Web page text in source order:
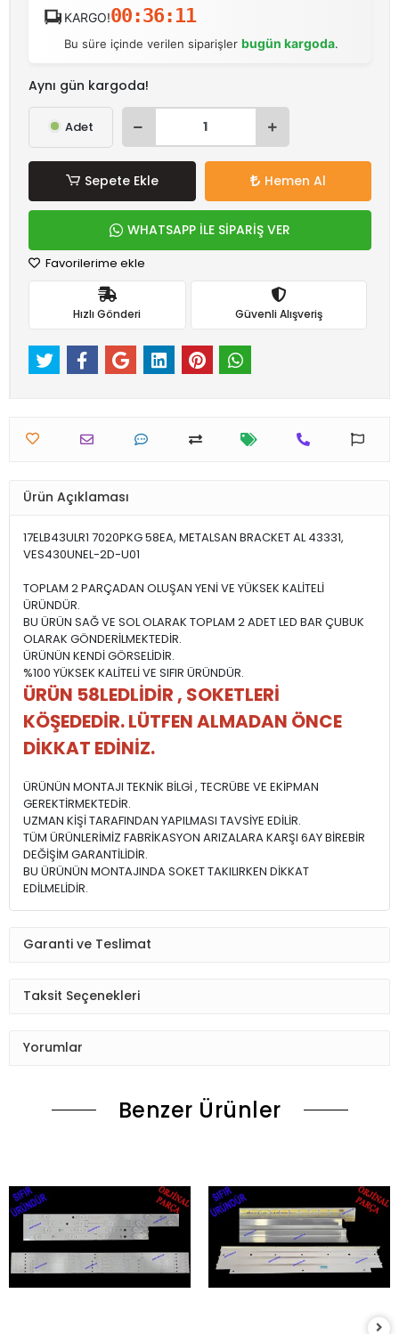
KARGO!00:36:11
Bu süre içinde verilen siparişlerbugün kargoda.
Aynı gün kargoda!
Adet
Sepete Ekle Hemen Al
WHATSAPP İLE SİPARİŞ VER
Favorilerime ekle
Hızlı Gönderi Güvenli Alışveriş
Ürün Açıklaması
17ELB43ULR1 7020PKG 58EA, METALSAN BRACKET AL 43331,
VES430UNEL-2D-U01
TOPLAM 2 PARÇADAN OLUŞAN YENİ VE YÜKSEK KALİTELİ
ÜRÜNDÜR.
BU ÜRÜN SAĞ VE SOL OLARAK TOPLAM 2 ADET LED BAR ÇUBUK
OLARAK GÖNDERİLMEKTEDİR.
ÜRÜNÜN KENDİ GÖRSELİDİR.
%100 YÜKSEK KALİTELİ VE SIFIR ÜRÜNDÜR.
ÜRÜN 58LEDLİDİR , SOKETLERİ
KÖŞEDEDİR. LÜTFEN ALMADAN ÖNCE
DİKKAT EDİNİZ.
ÜRÜNÜN MONTAJI TEKNİK BİLGİ , TECRÜBE VE EKİPMAN
GEREKTİRMEKTEDİR.
UZMAN KİŞİ TARAFINDAN YAPILMASI TAVSİYE EDİLİR.
TÜM ÜRÜNLERİMİZ FABRİKASYON ARIZALARA KARŞI 6AY BİREBİR
DEĞİŞİM GARANTİLİDİR.
BU ÜRÜNÜN MONTAJINDA SOKET TAKILIRKEN DİKKAT
EDİLMELİDİR.
Garanti ve Teslimat
Taksit Seçenekleri
Yorumlar
Benzer Ürünler